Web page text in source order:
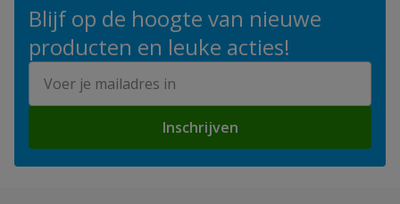
Blijf op de hoogte van nieuwe
producten en leuke acties!
Inschrijven